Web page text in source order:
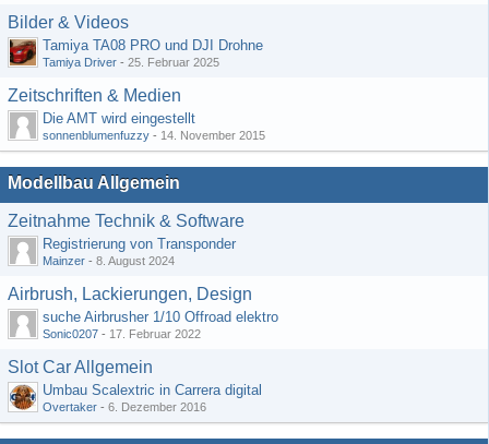
Bilder & Videos
Tamiya TA08 PRO und DJI Drohne
Tamiya Driver - 25. Februar 2025
Zeitschriften & Medien
Die AMT wird eingestellt
sonnenblumenfuzzy - 14. November 2015
Modellbau Allgemein
Zeitnahme Technik & Software
Registrierung von Transponder
Mainzer - 8. August 2024
Airbrush, Lackierungen, Design
suche Airbrusher 1/10 Offroad elektro
Sonic0207 - 17. Februar 2022
Slot Car Allgemein
Umbau Scalextric in Carrera digital
Overtaker - 6. Dezember 2016